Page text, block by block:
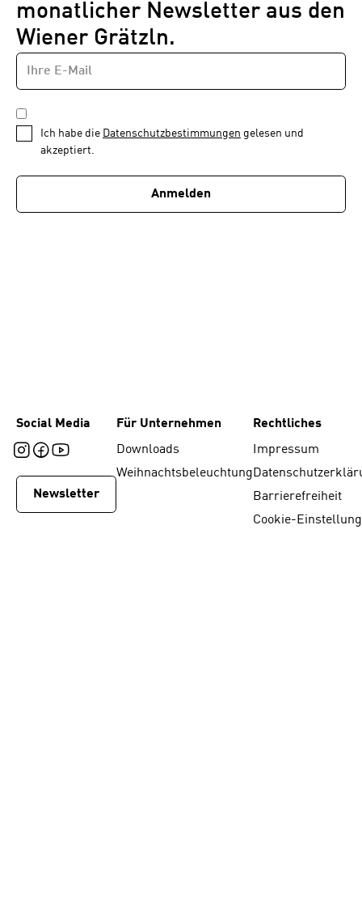
monatlicher Newsletter aus den
Wiener Grätzln.
Newsletter
1
von
E-
MAIL-
ADRESSE
DATENSCHUTZBESTIMMUNGEN
*
Ich habe die Datenschutzbestimmungen gelesen und
akzeptiert.
Anmelden
Social Media
Newsletter
Für Unternehmen
Downloads
Weihnachtsbeleuchtung
Rechtliches
Impressum
Barrierefreiheit
Cookie-